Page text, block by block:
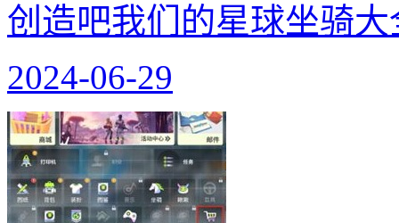
创造吧我们的星球坐骑
2024-06-29